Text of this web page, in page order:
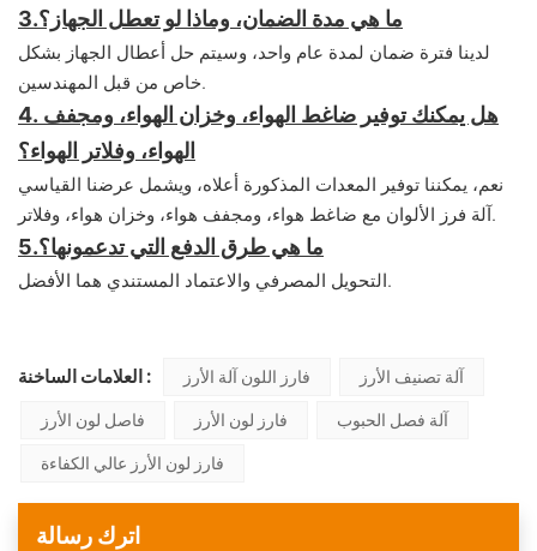
3.ما هي مدة الضمان، وماذا لو تعطل الجهاز؟
لدينا فترة ضمان لمدة عام واحد، وسيتم حل أعطال الجهاز بشكل
خاص من قبل المهندسين.
4. هل يمكنك توفير ضاغط الهواء، وخزان الهواء، ومجفف
الهواء، وفلاتر الهواء؟
نعم، يمكننا توفير المعدات المذكورة أعلاه، ويشمل عرضنا القياسي
آلة فرز الألوان مع ضاغط هواء، ومجفف هواء، وخزان هواء، وفلاتر.
5.ما هي طرق الدفع التي تدعمونها؟
التحويل المصرفي والاعتماد المستندي هما الأفضل.
العلامات الساخنة : فارز اللون آلة الأرز آلة تصنيف الأرز
فاصل لون الأرز فارز لون الأرز آلة فصل الحبوب
فارز لون الأرز عالي الكفاءة
اترك رسالة